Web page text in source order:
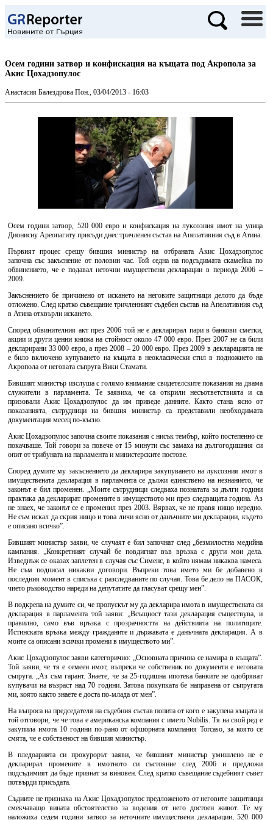
Осем години затвор и конфискация на къщата под Акропола за
Акис Цохадзопулос
Анастасия Балездрова Пон., 03/04/2013 - 16:03
Осем години затвор, 520 000 евро и конфискация на луксозния имот на улица
Дионисиу Ареопагиту присъди днес тричленен състав на Апелативния съд в Атина.
Първият процес срещу бившия министър на отбраната Акис Цохадзопулос
започна със закъснение от половин час. Той седна на подсъдимата скамейка по
обвинението, че е подавал неточни имуществени декларации в периода 2006 –
2009.
Закъснението бе причинено от искането на неговите защитници делото да бъде
отложено. След кратко съвещание тричленният съдебен състав на Апелативния съд
в Атина отхвърли искането.
Според обвинителния акт през 2006 той не е декларирал пари в банкови сметки,
акции и други ценни книжа на стойност около 47 000 евро. През 2007 не са били
декларирани 33 000 евро, а през 2008 – 20 000 евро. През 2009 в декларацията не
е било включено купуването на къщата в неокласически стил в подножието на
Акропола от неговата съпруга Вики Стамати.
Бившият министър изслуша с голямо внимание свидетелските показания на двама
служители в парламента. Те заявиха, че са открили несъответствията и са
призовали Акис Цохадзопулос да им приведе данните. Както стана ясно от
показанията, сътрудници на бившия министър са представили необходимата
документация месец по-късно.
Акис Цохадзопулос започна своите показания с нисък тембър, който постепенно се
покачваше. Той говори за повече от 15 минути със замаха на дългогодишния си
опит от трибуната на парламента и министерските постове.
Според думите му закъснението да декларира закупуването на луксозния имот в
имуществената декларация в парламента се дължи единствено на незнанието, че
законът е бил променен. „Моите сътрудници следваха познатата за дълги години
практика да декларират промените в имуществото ми през следващата година. Аз
не знаех, че законът се е променил през 2003. Вярвах, че не правя нищо нередно.
Не съм искал да скрия нищо и това личи ясно от данъчните ми декларации, където
е описано всичко”.
Бившият министър заяви, че случаят е бил започнат след „безмилостна медийна
кампания. „Конкретният случай бе повдигнат във връзка с други мои дела.
Изведнъж се оказах заплетен в случая със Сименс, в който нямам никаква намеса.
Не съм подписал никакви договори. Въпреки това името ми бе добавено в
последния момент в списъка с разследваните по случая. Това бе дело на ПАСОК,
чието ръководство нареди на депутатите да гласуват срещу мен”.
В подкрепа на думите си, че пропускът му да декларира имота в имуществената си
декларация в парламента той заяви: „Всъщност тази декларация съществува, и
правилно, само във връзка с прозрачността на действията на политиците.
Истинската връзка между гражданите и държавата е данъчната декларация. А в
моите са описани всички промени в имуществото ми”.
Акис Цохадзопулос заяви категорично: „Основната причина се намира в къщата”.
Той заяви, че тя е семеен имот, въпреки че собственик по документи е неговата
съпруга. „Аз съм гарант. Знаете, че за 25-годишна ипотека банките не одобряват
купувачи на възраст над 70 години. Затова покупката бе направена от съпругата
ми, която както знаете е доста по-млада от мен”.
На въпроса на председателя на съдебния състав попита от кого е закупена къщата и
той отговори, че че това е американска компания с името Nobilis. Тя на свой ред е
закупила имота 10 години по-рано от офшорната компания Torcaso, за която се
смята, че е собственост на бившия министър.
В пледоарията си прокурорът заяви, че бившият министър умишлено не е
декларирал промените в имотното си състояние след 2006 и предложи
подсъдимият да бъде признат за виновен. След кратко съвещание съдебният съвет
потвърди присъдата.
Съдиите не признаха на Акис Цохадзопулос предложеното от неговите защитници
смекчаващо вината обстоятелство за водения от него достоен живот. Те му
наложиха седем години затвор за неточните имуществени декларации, 520 000